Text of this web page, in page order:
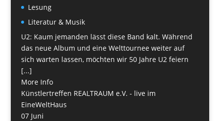
Lesung
Literatur & Musik
U2: Kaum jemanden lässt diese Band kalt. Während
das neue Album und eine Welttournee weiter auf
sich warten lassen, möchten wir 50 Jahre U2 feiern
[...]
More Info
Künstlertreffen REALTRAUM e.V. - live im
EineWeltHaus
07 Juni